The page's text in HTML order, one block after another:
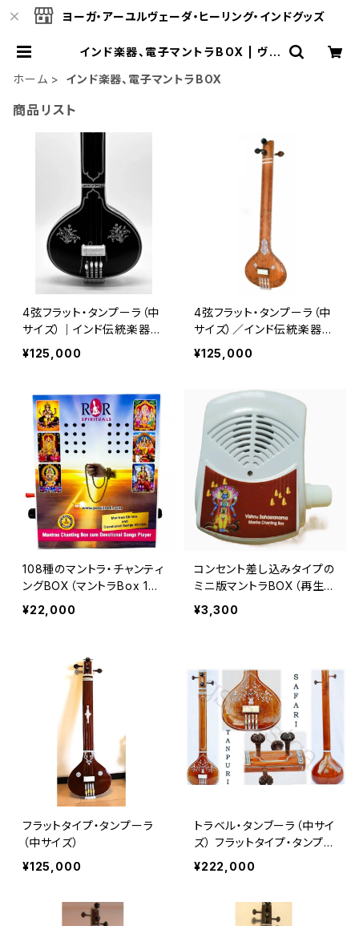
ヨーガ・アーユルヴェーダ・ヒーリング・インドグッズ
インド楽器、電子マントラBOX | ヴェ
ホーム
インド楽器、電子マントラBOX
商品リスト
4弦フラット・タンプーラ（中
サイズ）｜インド伝統楽器・
ブラック仕上げ
¥125,000
4弦フラット・タンプーラ（中
サイズ）／インド伝統楽器・
軽量コンパクト
¥125,000
108種のマントラ・チャンティ
ングBOX（マントラBox 10
8/再生ボックス）
¥22,000
コンセント差し込みタイプの
ミニ版マントラBOX（再生ボ
ックス）
¥3,300
フラットタイプ・タンプーラ
（中サイズ）
¥125,000
トラベル・タンブーラ（中サイ
ズ） フラットタイプ・タンプー
ラ（タンブーラ）
¥222,000